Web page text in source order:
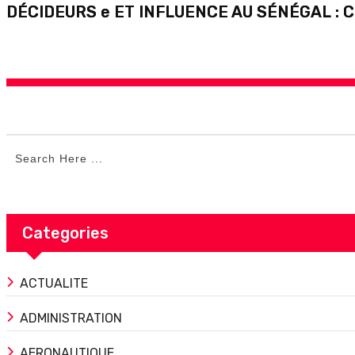
DÉCIDEURS e ET INFLUENCE AU SÉNÉGAL :
Categories
ACTUALITE
ADMINISTRATION